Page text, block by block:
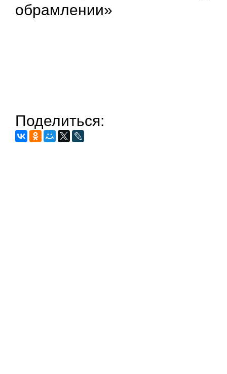
обрамлении»
Поделиться: